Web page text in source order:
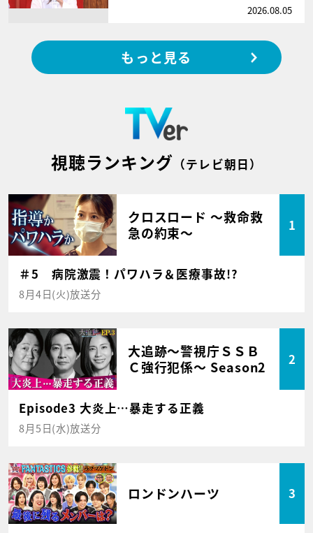
2026.08.05
もっと見る
視聴ランキング （テレビ朝日）
クロスロード ～救命救
急の約束～
1
＃5 病院激震！パワハラ＆医療事故!?
8月4日(火)放送分
大追跡～警視庁ＳＳＢ
Ｃ強行犯係～ Season2
2
Episode3 大炎上…暴走する正義
8月5日(水)放送分
ロンドンハーツ 3